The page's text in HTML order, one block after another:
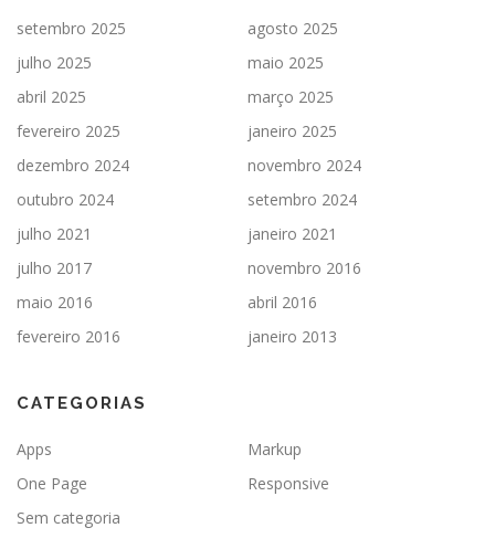
setembro 2025
agosto 2025
julho 2025
maio 2025
abril 2025
março 2025
fevereiro 2025
janeiro 2025
dezembro 2024
novembro 2024
outubro 2024
setembro 2024
julho 2021
janeiro 2021
julho 2017
novembro 2016
maio 2016
abril 2016
fevereiro 2016
janeiro 2013
CATEGORIAS
Apps
Markup
One Page
Responsive
Sem categoria